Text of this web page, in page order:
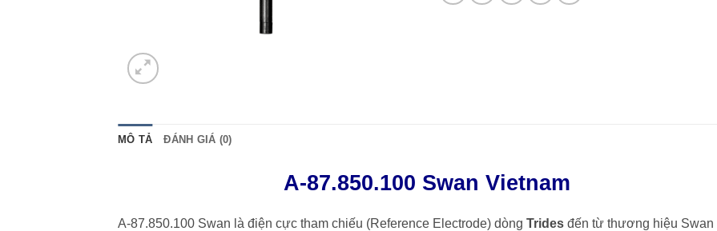
MÔ TẢ ĐÁNH GIÁ (0)
A-87.850.100 Swan Vietnam
A-87.850.100 Swan là điện cực tham chiếu (Reference Electrode) dòng Trides đến từ thương hiệu Swan